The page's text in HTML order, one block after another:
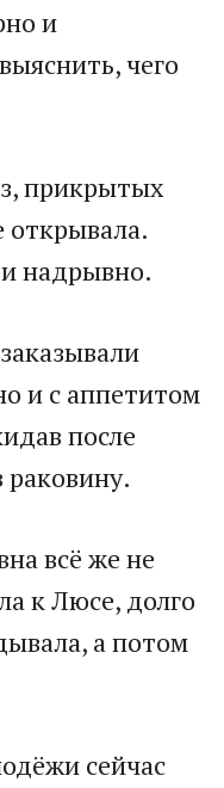
и
чего
прикрытых
надрывно.​
и с аппетитом
после
раковину.​
всё же не
к Люсе, долго
а потом
сейчас